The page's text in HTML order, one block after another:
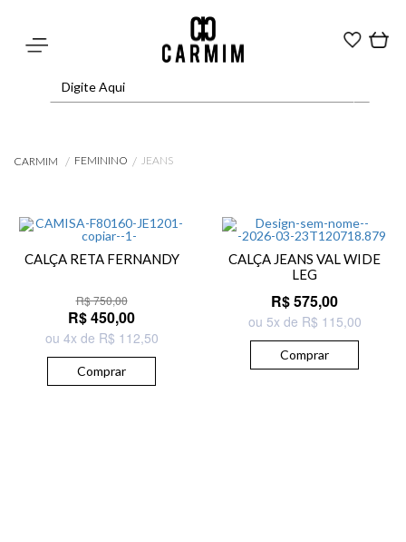
CARMIM FEMININO JEANS
CALÇA RETA FERNANDY
R$ 750,00
R$ 450,00
ou 4x de R$ 112,50
Comprar
CALÇA JEANS VAL WIDE
LEG
R$ 575,00
ou 5x de R$ 115,00
Comprar